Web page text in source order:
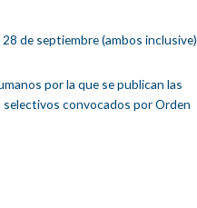
de septiembre (ambos inclusive)
por la que se publican las
convocados por Orden